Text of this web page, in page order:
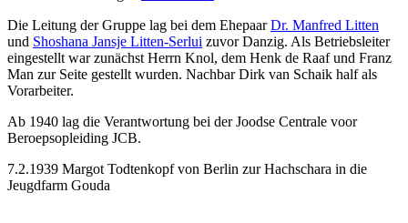
Die Leitung der Gruppe lag bei dem EhepaarDr. Manfred Litten
und Shoshana Jansje Litten-Serlui zuvor Danzig. Als Betriebsleiter
eingestellt war zunächst Herrn Knol, dem Henk de Raaf und Franz
Man zur Seite gestellt wurden. Nachbar Dirk van Schaik half als
Vorarbeiter.
Ab 1940 lag die Verantwortung bei der Joodse Centrale voor
Beroepsopleiding JCB.
7.2.1939 Margot Todtenkopf von Berlin zur Hachschara in die
Jeugdfarm Gouda